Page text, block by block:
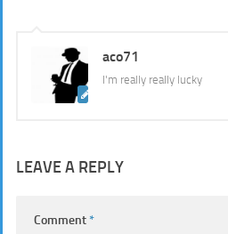
aco71
I'm really really lucky
LEAVE A REPLY
Comment*